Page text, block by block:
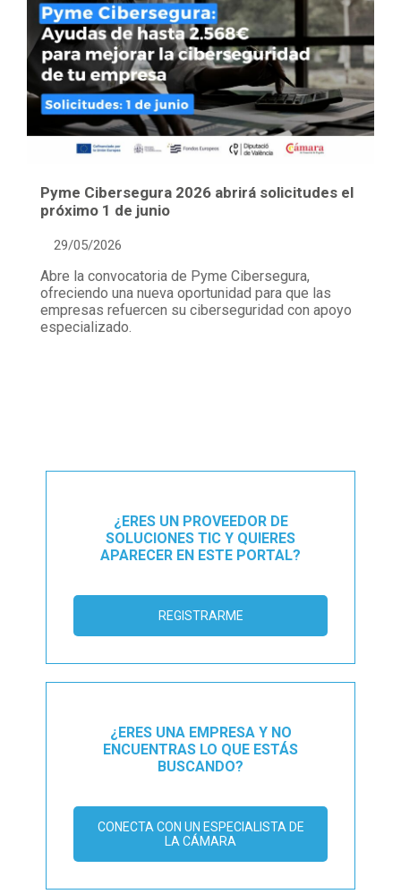
Pyme Cibersegura 2026 abrirá solicitudes el
próximo 1 de junio
29/05/2026
Abre la convocatoria de Pyme Cibersegura,
ofreciendo una nueva oportunidad para que las
empresas refuercen su ciberseguridad con apoyo
especializado.
¿ERES UN PROVEEDOR DE
SOLUCIONES TIC Y QUIERES
APARECER EN ESTE PORTAL?
REGISTRARME
¿ERES UNA EMPRESA Y NO
ENCUENTRAS LO QUE ESTÁS
BUSCANDO?
CONECTA CON UN ESPECIALISTA DE
LA CÁMARA